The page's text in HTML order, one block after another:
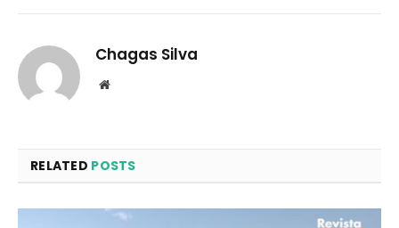
Chagas Silva
Website
RELATED POSTS